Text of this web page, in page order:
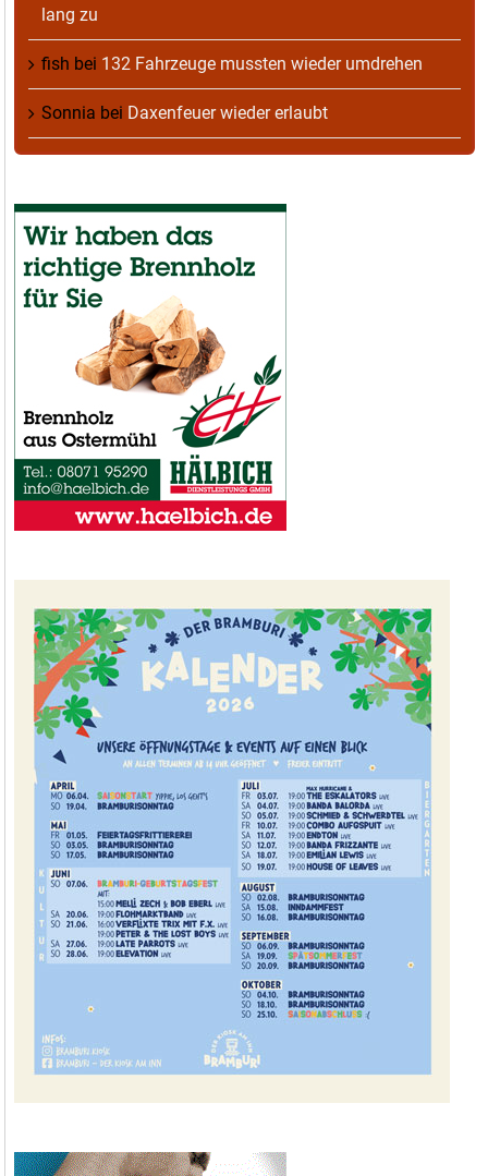
lang zu
fish bei 132 Fahrzeuge mussten wieder umdrehen
Sonnia bei Daxenfeuer wieder erlaubt